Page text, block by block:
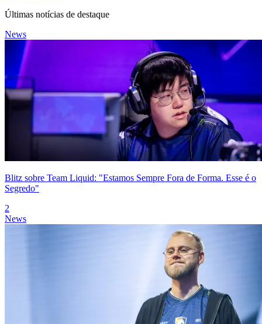
Últimas notícias de destaque
News
Blitz sobre Team Liquid: "Estamos Sempre Fora de Forma. Esse é o
Segredo"
2
News